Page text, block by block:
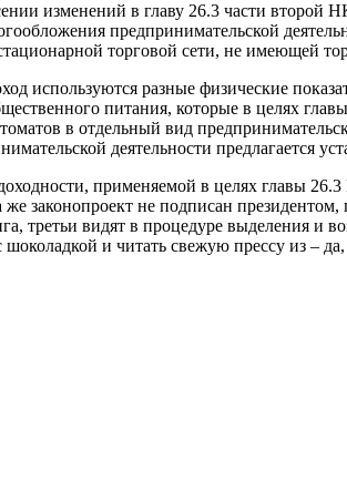
изменений в главу 26.3 части второй
предпринимательской
торговой сети, не имеющей
используются разные физические
питания, которые в целях
в отдельный вид
деятельности предлагается
применяемой в целях главы
законопроект не подписан
третьи видят в процедуре выделения
и читать свежую прессу из – да,